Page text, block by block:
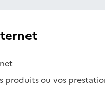
produits ou vos